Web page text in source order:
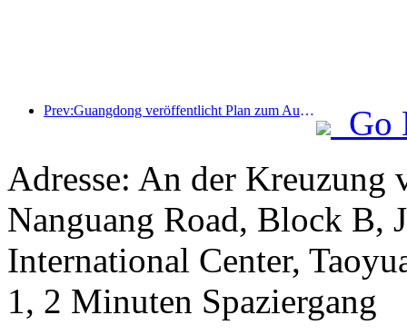
Prev:Guangdong veröffentlicht Plan zum Ausbau der Kapazitäten im Dienstleistungssektor, um die Greater Bay Area zu einem erstklassigen Touristenziel zu entwickeln
Go
Adresse: An der Kreuzung
Nanguang Road, Block B,
International Center,
1, 2 Minuten Spaziergang